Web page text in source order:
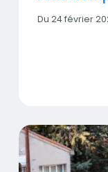
Date
Du 24 février
Fermeture